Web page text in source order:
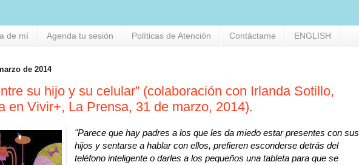
de mí Agenda tu sesión Políticas de Atención Contáctame ENGLISH
de 2014
su hijo y su celular” (colaboración con Irlanda Sotillo,
en Vivir+, La Prensa, 31 de marzo, 2014).
"Parece que hay padres a los que les da miedo estar presentes con sus
hijos y sentarse a hablar con ellos, prefieren esconderse detrás del
teléfono inteligente o darles a los pequeños una tableta para que se